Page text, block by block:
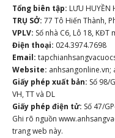
Tổng biên tập: LƯU HUYỀN
TRỤ SỞ: 77 Tô Hiến Thành,
VPLV: Số nhà C6, Lô 18, KĐT
Điện thoại: 024.3974.7698
Email:
Website: anhsangonline.vn;
Giấy phép xuất bản: Số 98/
VH, TT và DL
Giấy phép điện tử: Số 47/
Ghi rõ nguồn
trang web này.